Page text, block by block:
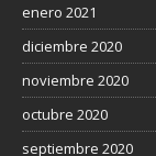
enero 2021
diciembre 2020
noviembre 2020
octubre 2020
septiembre 2020